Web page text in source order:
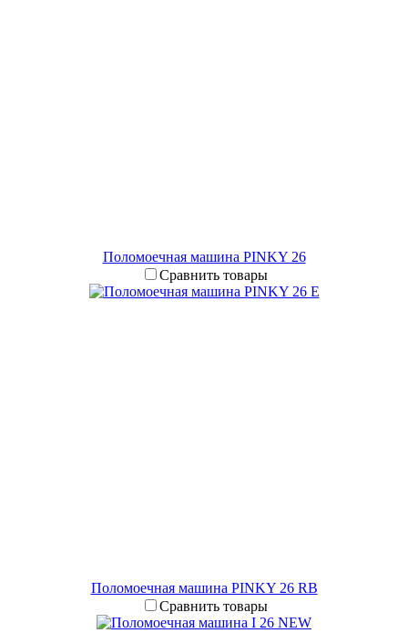
Поломоечная машина PINKY 26
Сравнить товары
Поломоечная машина PINKY 26 RB
Сравнить товары